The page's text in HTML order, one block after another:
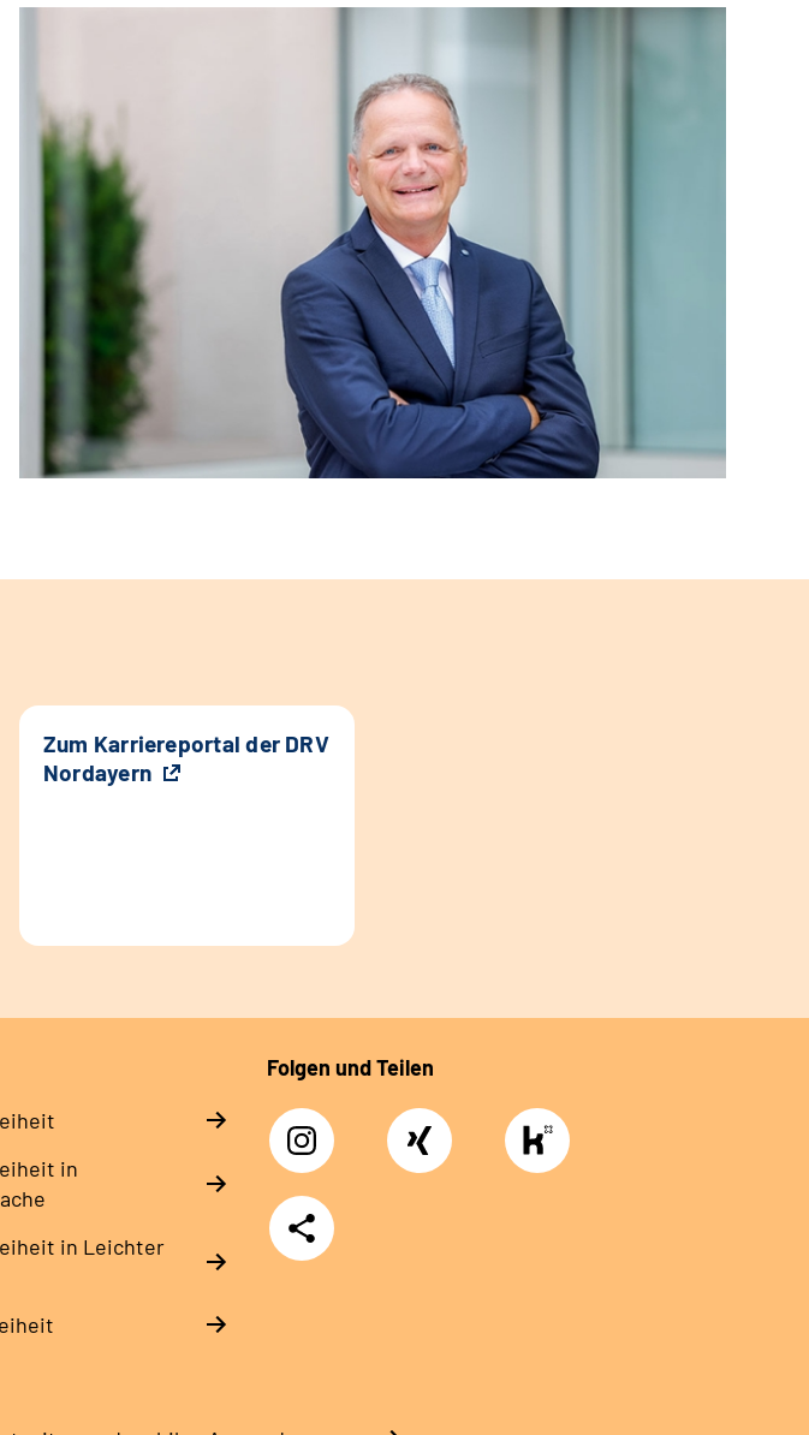
Zum Karriereportal der DRV
Nordayern
in
in Leichter
Folgen und Teilen
Instagram Xing
https://www.kununu.com/de/deutsche-
rentenversicherung-
nordbayern6
Teilen